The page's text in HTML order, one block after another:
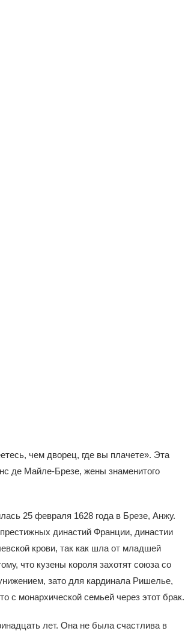
чем дворец, где вы плачете». Эта
де Майле-Брезе, жены знаменитого
25 февраля 1628 года в Брезе, Анжу.
династий Франции, династии
крови, так как шла от младшей
что кузены короля захотят союза со
зато для кардинала Ришелье,
с монархической семьей через этот брак.
лет. Она не была счастлива в